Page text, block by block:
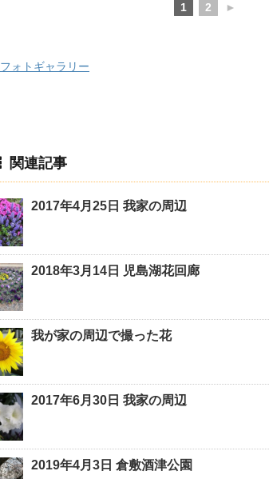
1 2 ►
フォトギャラリー
関連記事
2017年4月25日 我家の周辺
2018年3月14日 児島湖花回廊
我が家の周辺で撮った花
2017年6月30日 我家の周辺
2019年4月3日 倉敷酒津公園